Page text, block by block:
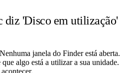
diz 'Disco em utilização'
janela do Finder está aberta.
algo está a utilizar a sua unidade.